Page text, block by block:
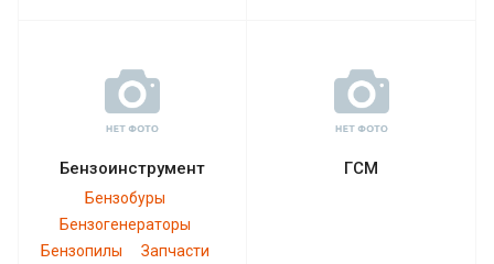
Бензоинструмент
Бензобуры
Бензогенераторы
Бензопилы
Запчасти
ГСМ